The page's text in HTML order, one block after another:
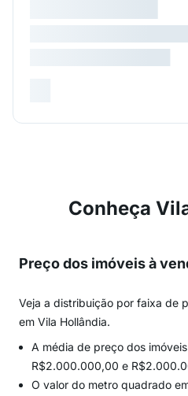
Conheça
Preço dos imóveis à
Veja a distribuição por faixa de
em Vila Hollândia.
A média de preço dos
R$2.000.000,00 e
O valor do metro quadrado